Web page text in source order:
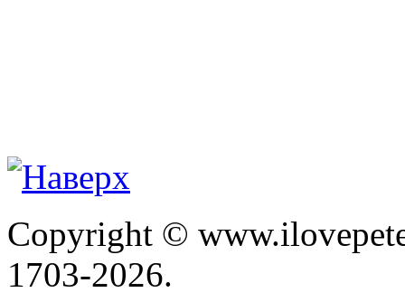
Copyright ©
1703-2026.